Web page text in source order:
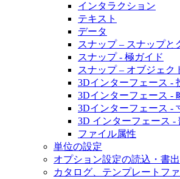
インタラクション
テキスト
データ
スナップ – スナップと
スナップ - 極ガイド
スナップ – オブジェク
3Dインターフェース -
3Dインターフェース -
3Dインターフェース -
3D インターフェース -
ファイル属性
単位の設定
オプション設定の読込・書出
カタログ、テンプレートフ